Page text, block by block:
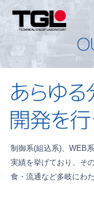
制御系(組込系)、WEB
実績を挙げており、そ
食・流通など多岐にわた